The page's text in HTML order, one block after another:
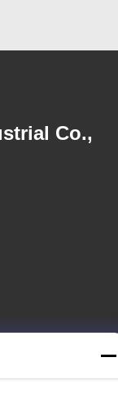
Co.,
州市 広東省 中国